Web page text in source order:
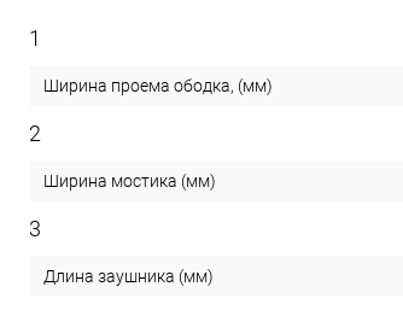
1
Ширина проема ободка, (мм)
2
Ширина мостика (мм)
3
Длина заушника (мм)